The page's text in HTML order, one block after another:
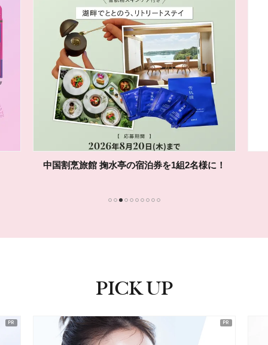
中国割烹旅館 掬水亭の宿泊券を1組2名様に！
PICK UP